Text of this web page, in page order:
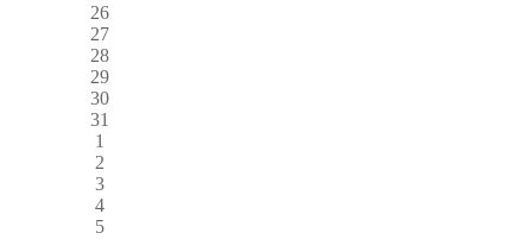
26
27
28
29
30
31
1
2
3
4
5